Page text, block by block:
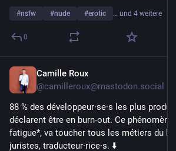
#nsfw #nude #erotic … und 4 weitere
0
Camille Roux
@camilleroux@mastodon.social
88 % des développeur·se·s les plus
déclarent être en burn-out. Ce phénomène,
fatigue*, va toucher tous les métiers du
juristes, traducteur·rice·s. ⬇️